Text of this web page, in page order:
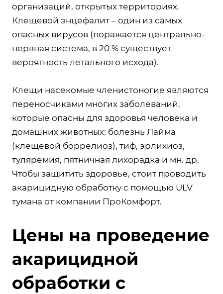
организаций, открытых территориях.
Клещевой энцефалит – один из самых
опасных вирусов (поражается центрально-
нервная система, в 20 % существует
вероятность летального исхода).
Клещи насекомые членистоногие являются
переносчиками многих заболеваний,
которые опасны для здоровья человека и
домашних животных: болезнь Лайма
(клещевой боррелиоз), тиф, эрлихиоз,
туляремия, пятничная лихорадка и мн. др.
Чтобы защитить здоровье, стоит проводить
акарицидную обработку с помощью ULV
тумана от компании ПроКомфорт.
Цены на проведение
акарицидной
обработки с